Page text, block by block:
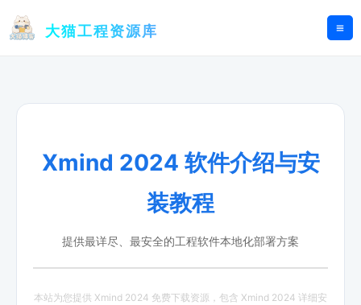
大猫工程资源库
Xmind 2024 软件介绍与安
装教程
提供最详尽、最安全的工程软件本地化部署方案
本站为您提供 Xmind 2024 免费下载资源，包含 Xmind 2024 详细安